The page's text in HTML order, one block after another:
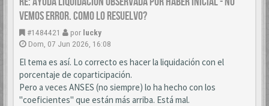
VEMOS ERROR. COMO LO RESUELVO?
#1484421 por lucky
Dom, 07 Jun 2026, 16:08
El tema es así. Lo correcto es hacer la liquidación con el
porcentaje de coparticipación.
Pero a veces ANSES (no siempre) lo ha hecho con los
"coeficientes" que están más arriba. Está mal.